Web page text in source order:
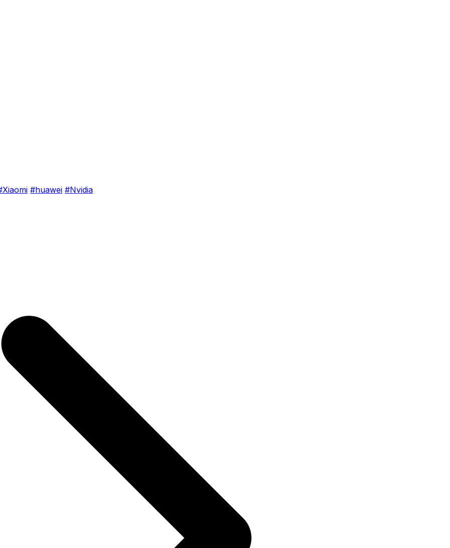
#huawei #Nvidia